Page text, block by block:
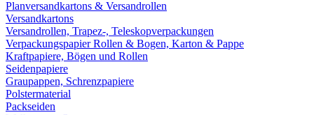
Planversandkartons & Versandrollen
Versandkartons
Versandrollen, Trapez-, Teleskopverpackungen
Verpackungspapier Rollen & Bogen, Karton & Pappe
Kraftpapiere, Bögen und Rollen
Seidenpapiere
Graupappen, Schrenzpapiere
Polstermaterial
Packseiden